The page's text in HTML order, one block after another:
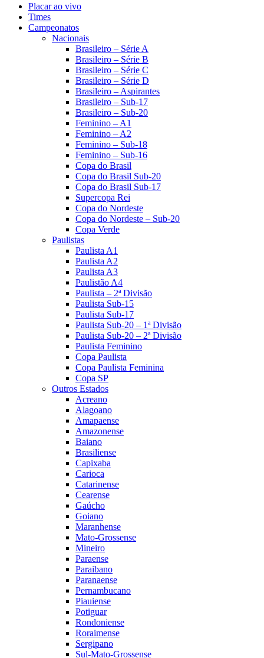
Placar ao vivo
Times
Campeonatos
Nacionais
Brasileiro – Série A
Brasileiro – Série B
Brasileiro – Série C
Brasileiro – Série D
Brasileiro – Aspirantes
Brasileiro – Sub-17
Brasileiro – Sub-20
Feminino – A1
Feminino – A2
Feminino – Sub-18
Feminino – Sub-16
Copa do Brasil
Copa do Brasil Sub-20
Copa do Brasil Sub-17
Supercopa Rei
Copa do Nordeste
Copa do Nordeste – Sub-20
Copa Verde
Paulistas
Paulista A1
Paulista A2
Paulista A3
Paulistão A4
Paulista – 2ª Divisão
Paulista Sub-15
Paulista Sub-17
Paulista Sub-20 – 1ª Divisão
Paulista Sub-20 – 2ª Divisão
Paulista Feminino
Copa Paulista
Copa Paulista Feminina
Copa SP
Outros Estados
Acreano
Alagoano
Amapaense
Amazonense
Baiano
Brasiliense
Capixaba
Carioca
Catarinense
Cearense
Gaúcho
Goiano
Maranhense
Mato-Grossense
Mineiro
Paraense
Paraibano
Paranaense
Pernambucano
Piauiense
Potiguar
Rondoniense
Roraimense
Sergipano
Sul-Mato-Grossense